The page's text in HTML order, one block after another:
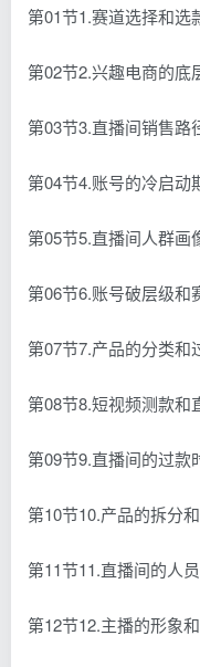
第01节1.赛道选择和选
第02节2.兴趣电商的底
第03节3.直播间销售路
第04节4.账号的冷启动
第05节5.直播间人群画
第06节6.账号破层级和
第07节7.产品的分类和
第08节8.短视频测款和
第09节9.直播间的过款
第10节10.产品的拆分
第11节11.直播间的人
第12节12.主播的形象